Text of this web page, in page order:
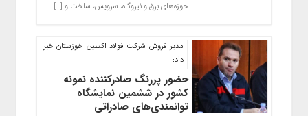
حوزه‌های برق و نیروگاه، سرویس، ساخت و […]
مدیر فروش شرکت فولاد اکسین خوزستان خبر
داد:
حضور پررنگ صادرکننده نمونه
کشور در ششمین نمایشگاه
توانمندی‌های صادراتی